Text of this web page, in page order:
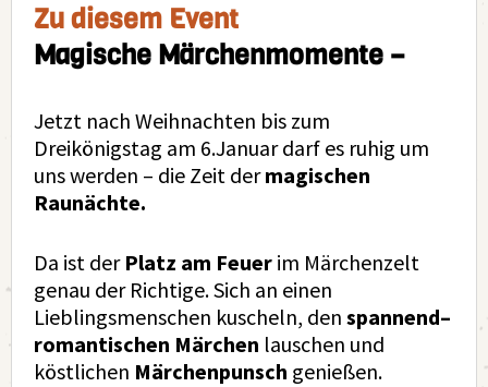
Zu diesem Event
Magische Märchenmomente –
Jetzt nach Weihnachten bis zum
Dreikönigstag am 6.Januar darf es ruhig um
uns werden – die Zeit dermagischen
Raunächte.
Da ist der Platz am Feuer im Märchenzelt
genau der Richtige. Sich an einen
Lieblingsmenschen kuscheln, den spannend–
romantischen Märchen lauschen und
köstlichen Märchenpunsch genießen.